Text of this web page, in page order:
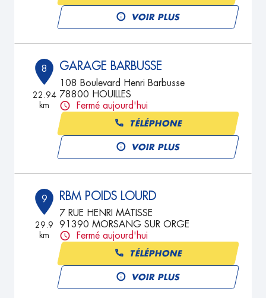
VOIR PLUS
8
22.94
km
GARAGE BARBUSSE
108 Boulevard Henri Barbusse
78800 HOUILLES
Fermé aujourd'hui
TÉLÉPHONE
VOIR PLUS
9
29.9
km
RBM POIDS LOURD
7 RUE HENRI MATISSE
91390 MORSANG SUR ORGE
Fermé aujourd'hui
TÉLÉPHONE
VOIR PLUS